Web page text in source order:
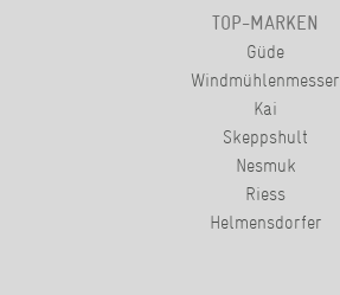
TOP-MARKEN
Güde
Windmühlenmesser
Kai
Skeppshult
Nesmuk
Riess
Helmensdorfer